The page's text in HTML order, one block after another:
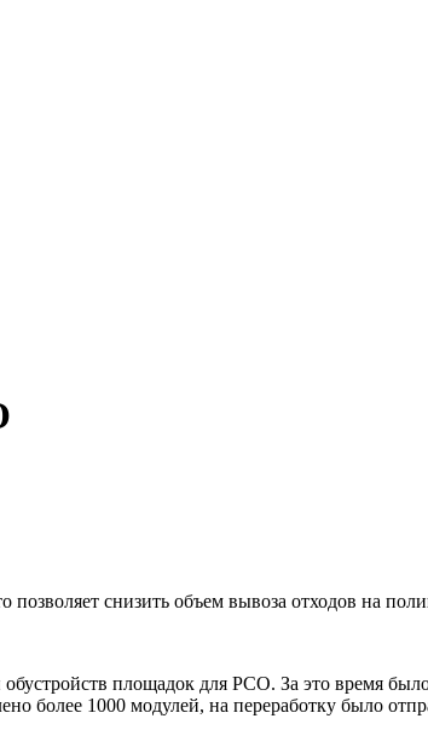
снизить объем вывоза отходов на
площадок для РСО. За это время
более 1000 модулей, на переработку было